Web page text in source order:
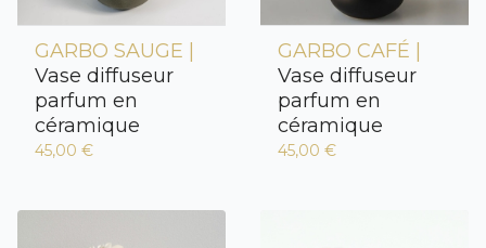
GARBO SAUGE |
Vase diffuseur
parfum en
céramique
45,00 €
GARBO CAFÉ |
Vase diffuseur
parfum en
céramique
45,00 €